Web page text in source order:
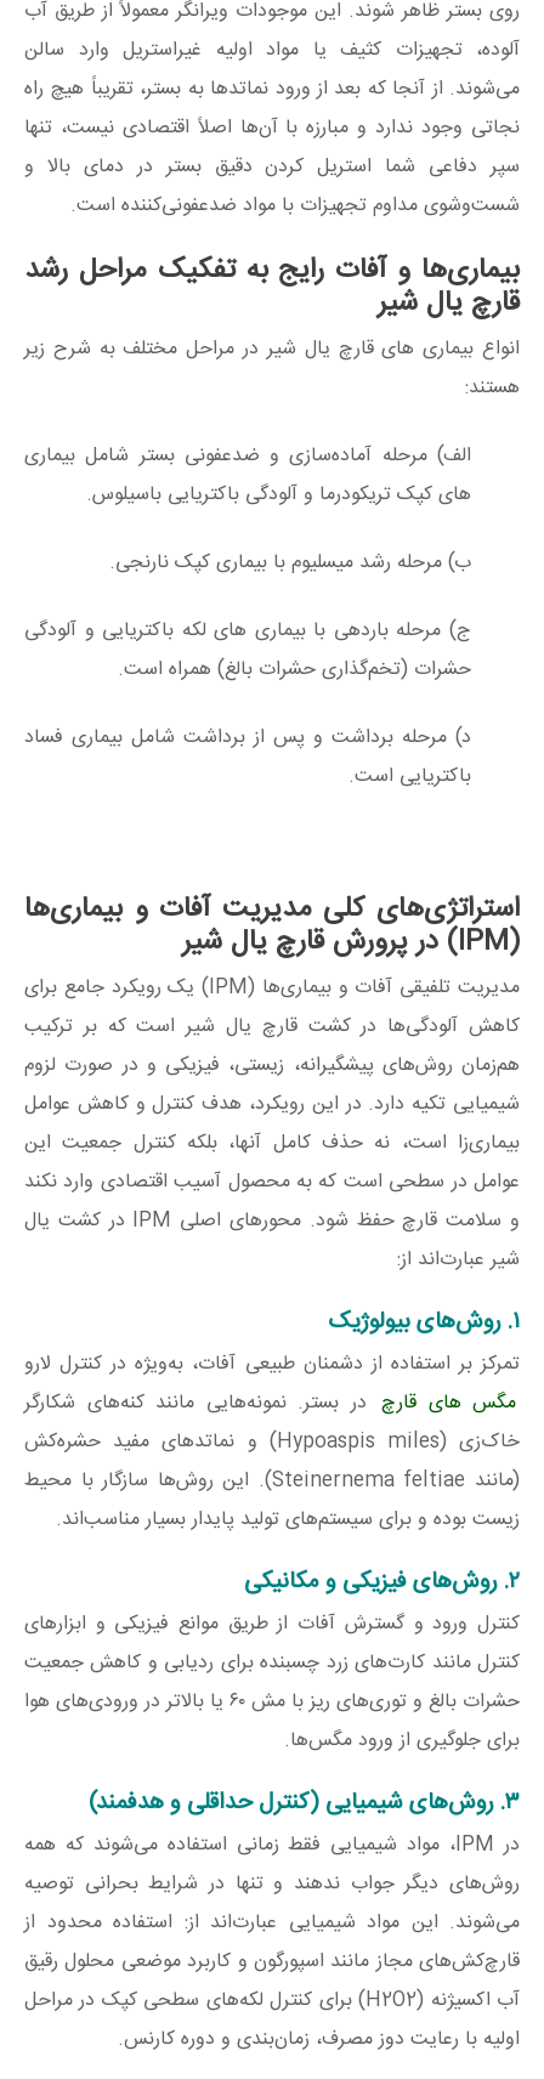
روی بستر ظاهر شوند. این موجودات ویرانگر معمولاً از طریق آب
آلوده، تجهیزات کثیف یا مواد اولیه غیراستریل وارد سالن
می‌شوند. از آنجا که بعد از ورود نماتدها به بستر، تقریباً هیچ راه
نجاتی وجود ندارد و مبارزه با آن‌ها اصلاً اقتصادی نیست، تنها
سپر دفاعی شما استریل کردن دقیق بستر در دمای بالا و
شست‌وشوی مداوم تجهیزات با مواد ضدعفونی‌کننده است.
بیماری‌ها و آفات رایج به تفکیک مراحل رشد
قارچ یال شیر
انواع بیماری‌ های قارچ یال شیر در مراحل مختلف به شرح زیر
هستند:
الف) مرحله آماده‌سازی و ضدعفونی بستر شامل بیماری
های کپک تریکودرما و آلودگی باکتریایی باسیلوس.
ب) مرحله رشد میسلیوم با بیماری کپک نارنجی.
ج) مرحله باردهی با بیماری های لکه باکتریایی و آلودگی
حشرات (تخم‌گذاری حشرات بالغ) همراه است.
د) مرحله برداشت و پس از برداشت شامل بیماری فساد
باکتریایی است.
استراتژی‌های کلی مدیریت آفات و بیماری‌ها
(IPM) در پرورش قارچ یال شیر
مدیریت تلفیقی آفات و بیماری‌ها (IPM) یک رویکرد جامع برای
کاهش آلودگی‌ها در کشت قارچ یال شیر است که بر ترکیب
هم‌زمان روش‌های پیشگیرانه، زیستی، فیزیکی و در صورت لزوم
شیمیایی تکیه دارد. در این رویکرد، هدف کنترل و کاهش عوامل
بیماری‌زا است، نه حذف کامل آنها، بلکه کنترل جمعیت این
عوامل در سطحی است که به محصول آسیب اقتصادی وارد نکند
و سلامت قارچ حفظ شود. محورهای اصلی IPM در کشت یال
شیر عبارت‌اند از:
۱. روش‌های بیولوژیک
تمرکز بر استفاده از دشمنان طبیعی آفات، به‌ویژه در کنترل لارو
مگس‌ های قارچ در بستر. نمونه‌هایی مانند کنه‌های شکارگر
خاک‌زی (Hypoaspis miles) و نماتدهای مفید حشره‌کش
(مانند Steinernema feltiae). این روش‌ها سازگار با محیط
زیست بوده و برای سیستم‌های تولید پایدار بسیار مناسب‌اند.
۲. روش‌های فیزیکی و مکانیکی
کنترل ورود و گسترش آفات از طریق موانع فیزیکی و ابزارهای
کنترل مانند کارت‌های زرد چسبنده برای ردیابی و کاهش جمعیت
حشرات بالغ و توری‌های ریز با مش ۶۰ یا بالاتر در ورودی‌های هوا
برای جلوگیری از ورود مگس‌ها.
۳. روش‌های شیمیایی (کنترل حداقلی و هدفمند)
در IPM، مواد شیمیایی فقط زمانی استفاده می‌شوند که همه
روش‌های دیگر جواب ندهند و تنها در شرایط بحرانی توصیه
می‌شوند. این مواد شیمیایی عبارت‌اند از: استفاده محدود از
قارچ‌کش‌های مجاز مانند اسپورگون و کاربرد موضعی محلول رقیق
آب اکسیژنه (H2O2​) برای کنترل لکه‌های سطحی کپک در مراحل
اولیه با رعایت دوز مصرف، زمان‌بندی و دوره کارنس.